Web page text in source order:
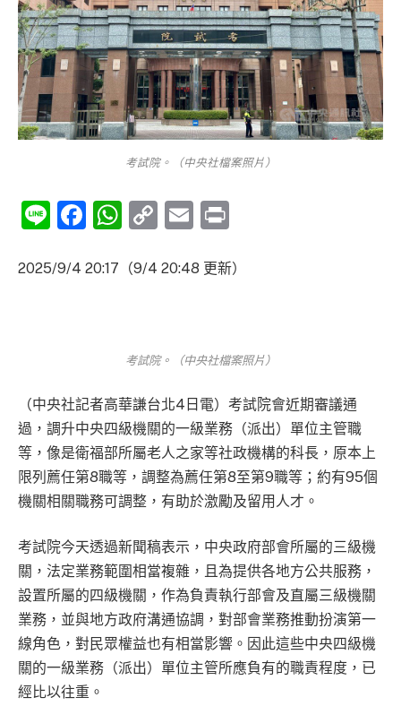
考試院。（中央社檔案照片）
LineFacebook
WhatsApp
CopyEmail
2025/9/4 20:17 （9/4 20:48 更新）
考試院。（中央社檔案照片）
（中央社記者高華謙台北4日電）考試院會近期審議通
過，調升中央四級機關的一級業務（派出）單位主管職
等，像是衛福部所屬老人之家等社政機構的科長，原本上
限列薦任第8職等，調整為薦任第8至第9職等；約有95個
機關相關職務可調整，有助於激勵及留用人才。
考試院今天透過新聞稿表示，中央政府部會所屬的三級機
關，法定業務範圍相當複雜，且為提供各地方公共服務，
設置所屬的四級機關，作為負責執行部會及直屬三級機關
業務，並與地方政府溝通協調，對部會業務推動扮演第一
線角色，對民眾權益也有相當影響。因此這些中央四級機
關的一級業務（派出）單位主管所應負有的職責程度，已
經比以往重。